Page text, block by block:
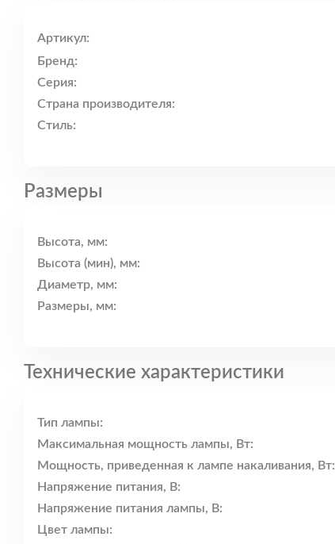
Артикул:
Бренд:
Серия:
Страна производителя:
Стиль:
Размеры
Высота, мм:
Высота (мин), мм:
Диаметр, мм:
Размеры, мм:
Технические характеристики
Тип лампы:
Максимальная мощность лампы, Вт:
Мощность, приведенная к лампе накаливания, Вт:
Напряжение питания, В:
Напряжение питания лампы, В:
Цвет лампы: